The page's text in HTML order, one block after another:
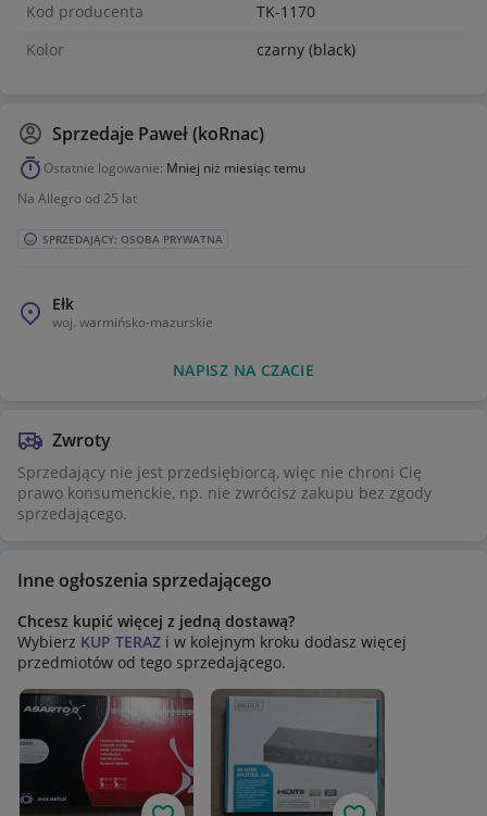
Kod producenta
TK-1170
Kolor
czarny (black)
Sprzedaje Paweł (koRnac)
Ostatnie logowanie: Mniej niż miesiąc temu
Na Allegro od 25 lat
SPRZEDAJĄCY: OSOBA PRYWATNA
Ełk
woj. warmińsko-mazurskie
NAPISZ NA CZACIE
Zwroty
Sprzedający nie jest przedsiębiorcą, więc nie chroni Cię
prawo konsumenckie, np. nie zwrócisz zakupu bez zgody
sprzedającego.
Inne ogłoszenia sprzedającego
Chcesz kupić więcej z jedną dostawą?
Wybierz KUP TERAZ i w kolejnym kroku dodasz więcej
przedmiotów od tego sprzedającego.